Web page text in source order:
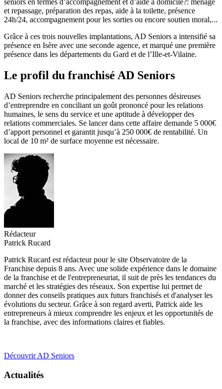
seniors en termes d’accompagnement et d’aide à domicile?: ménage
et repassage, préparation des repas, aide à la toilette, présence
24h/24, accompagnement pour les sorties ou encore soutien moral,...
Grâce à ces trois nouvelles implantations, AD Seniors a intensifié sa
présence en Isère avec une seconde agence, et marqué une première
présence dans les départements du Gard et de l’Ille-et-Vilaine.
Le profil du franchisé AD Seniors
AD Seniors recherche principalement des personnes désireuses
d’entreprendre en conciliant un goût prononcé pour les relations
humaines, le sens du service et une aptitude à développer des
relations commerciales. Se lancer dans cette affaire demande 5 000€
d’apport personnel et garantit jusqu’à 250 000€ de rentabilité. Un
local de 10 m² de surface moyenne est nécessaire.
Rédacteur
Patrick Rucard
Patrick Rucard est rédacteur pour le site Observatoire de la
Franchise depuis 8 ans. Avec une solide expérience dans le domaine
de la franchise et de l'entrepreneuriat, il suit de près les tendances du
marché et les stratégies des réseaux. Son expertise lui permet de
donner des conseils pratiques aux futurs franchisés et d'analyser les
évolutions du secteur. Grâce à son regard averti, Patrick aide les
entrepreneurs à mieux comprendre les enjeux et les opportunités de
la franchise, avec des informations claires et fiables.
Découvrir AD Seniors
Actualités